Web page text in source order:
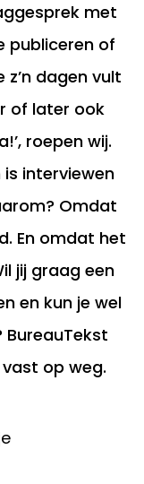
met
publiceren of
z’n dagen vult
of later ook
roepen wij.
interviewen
Omdat
En omdat het
jij graag een
en kun je wel
op weg.